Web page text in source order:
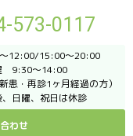
573-0117
12:00/15:00～20:00
9:30～14:00
患・再診1ヶ月経過の方）
、日曜、祝日は休診
わせ